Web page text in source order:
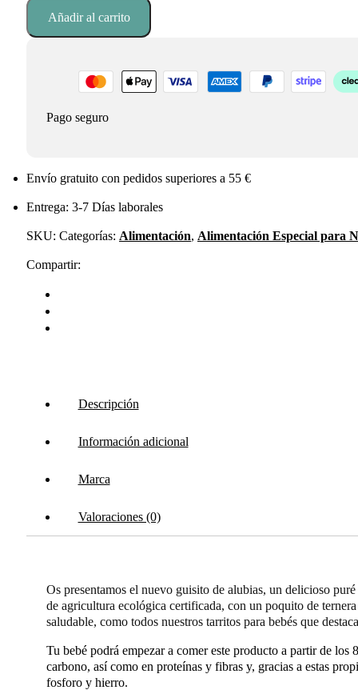
alubias
cantidadAñadir al carrito
Pago seguro
Envío gratuito con pedidos superiores a 55 €
Entrega: 3-7 Días laborales
SKU: Categorías: Alimentación, Alimentación Especial para
Compartir:
Descripción
Información adicional
Marca
Valoraciones (0)
Os presentamos el nuevo guisito de alubias, un delicioso
de agricultura ecológica certificada, con un poquito de
saludable, como todos nuestros tarritos para bebés que
Tu bebé podrá empezar a comer este producto a partir de
carbono, así como en proteínas y fibras y, gracias a estas
fosforo y hierro.